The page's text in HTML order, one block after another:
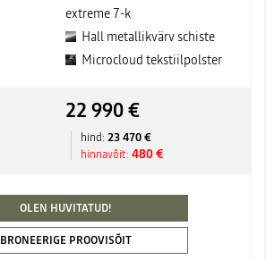
extreme 7-k
Hall metallikvärv schiste
Microcloud tekstiilpolster
22 990 €
hind: 23 470 €
hinnavõit: 480 €
OLEN HUVITATUD!
BRONEERIGE PROOVISÕIT